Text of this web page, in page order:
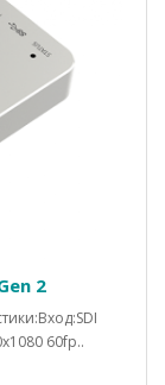
2
60fp..